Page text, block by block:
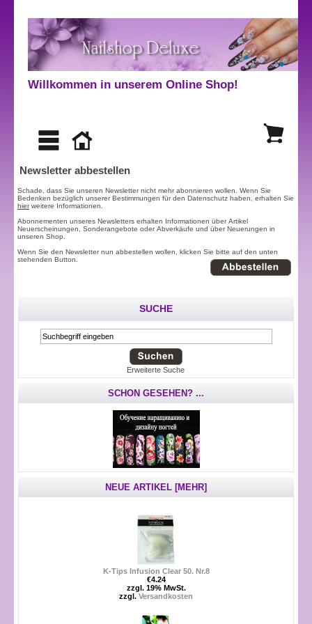
Willkommen in unserem Online Shop!
Newsletter abbestellen
Schade, dass Sie unseren Newsletter nicht mehr abonnieren wollen. Wenn Sie
Bedenken bezüglich unserer Bestimmungen für den Datenschutz haben, erhalten Sie
hierweitere Informationen.
Abonnementen unseres Newsletters erhalten Informationen über Artikel
Neuerscheinungen, Sonderangebote oder Abverkäufe und über Neuerungen in
unseren Shop.
Wenn Sie den Newsletter nun abbestellen wollen, klicken Sie bitte auf den unten
stehenden Button.
SUCHE
Erweiterte Suche
SCHON GESEHEN? ...
NEUE ARTIKEL [MEHR]
K-Tips Infusion Clear 50. Nr.8
€4.24
zzgl. 19% MwSt.
zzgl. Versandkosten